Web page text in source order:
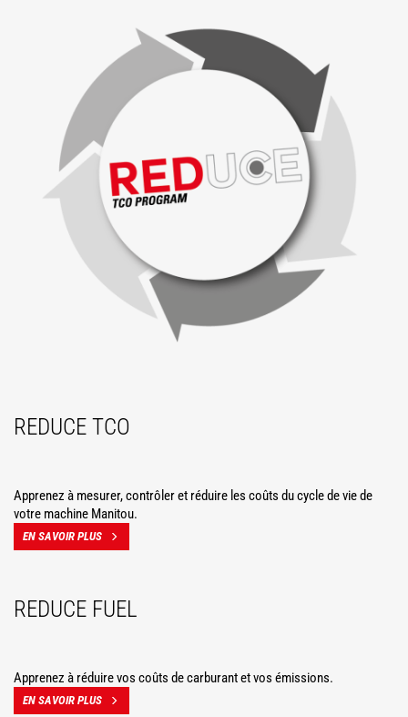
REDUCE TCO
Apprenez à mesurer, contrôler et réduire les coûts du cycle de vie de
votre machine Manitou.
EN SAVOIR PLUS
REDUCE FUEL
Apprenez à réduire vos coûts de carburant et vos émissions.
EN SAVOIR PLUS